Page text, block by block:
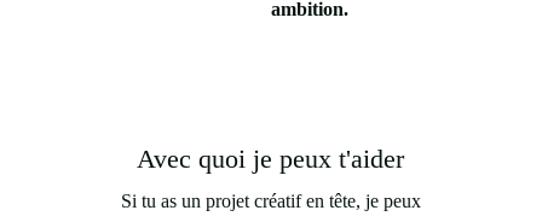
ambition.
Avec quoi je peux t'aider
Si tu as un projet créatif en tête, je peux